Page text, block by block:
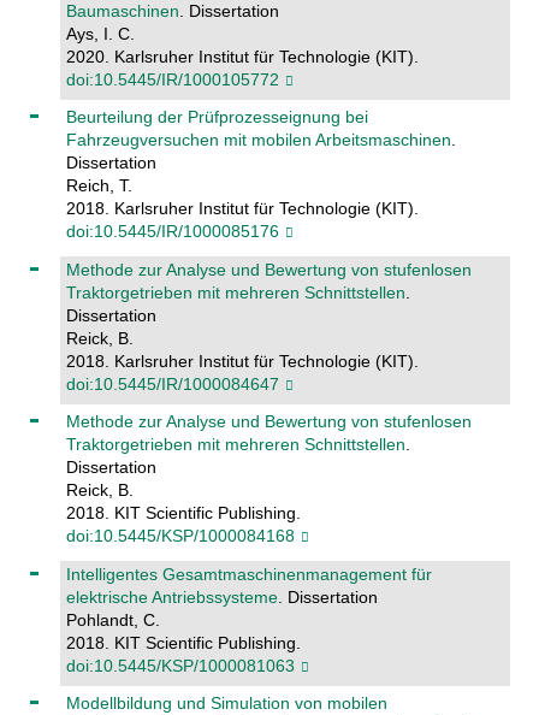
Baumaschinen . Dissertation
Ays, I. C.
2020. Karlsruher Institut für Technologie (KIT).
doi:10.5445/IR/1000105772
Beurteilung der Prüfprozesseignung bei
Fahrzeugversuchen mit mobilen Arbeitsmaschinen.
Dissertation
Reich, T.
2018. Karlsruher Institut für Technologie (KIT).
doi:10.5445/IR/1000085176
Methode zur Analyse und Bewertung von stufenlosen
Traktorgetrieben mit mehreren Schnittstellen
Dissertation
Reick, B.
2018. Karlsruher Institut für Technologie (KIT).
doi:10.5445/IR/1000084647
Methode zur Analyse und Bewertung von stufenlosen
Traktorgetrieben mit mehreren Schnittstellen.
Dissertation
Reick, B.
2018. KIT Scientific Publishing.
doi:10.5445/KSP/1000084168
Intelligentes Gesamtmaschinenmanagement für
elektrische Antriebssysteme. Dissertation
Pohlandt, C.
2018. KIT Scientific Publishing.
doi:10.5445/KSP/1000081063
Modellbildung und Simulation von mobilen